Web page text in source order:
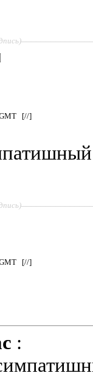
GMT [//]
GMT [//]
: